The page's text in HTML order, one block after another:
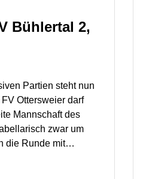
Bühlertal 2,
Partien steht nun
Ottersweier darf
Mannschaft des
zwar um
die Runde mit…